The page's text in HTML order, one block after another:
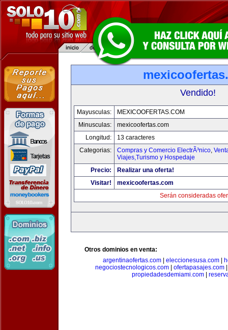
Vendido!
Mayusculas:
MEXICOOFERTAS.COM
Minusculas:
mexicoofertas.com
Longitud:
13 caracteres
Categorias:
Compras y Comercio ElectrÃ³nico,
Viajes,Turismo y Hospedaje
Precio:
Realizar una oferta!
Visitar!
mexicoofertas.com
Serán consideradas
Otros dominios en venta:
argentinaofertas.com| eleccionesusa.com|
negociostecnologicos.com
ofertapasajes.com
propiedadesdemiami.com|